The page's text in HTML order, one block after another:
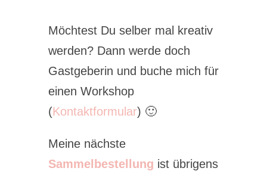
Möchtest Du selber mal kreativ
werden? Dann werde doch
Gastgeberin und buche mich für
einen Workshop
(Kontaktformular) 🙂
Meine nächste
Sammelbestellung ist übrigens